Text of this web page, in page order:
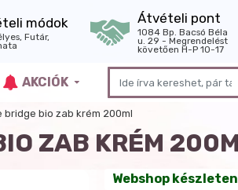
módok
Futár,
Átvételi pont
1084 Bp. Bacsó Béla
u. 29 - Megrendelést
követően H-P 10-17
AKCIÓK
bridge bio zab krém 200ml
ZAB KRÉM
Webshop készleten